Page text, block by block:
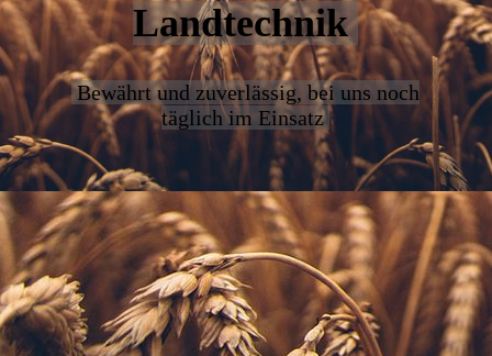
Landtechnik
Bewährt und zuverlässig, bei uns noch
täglich im Einsatz